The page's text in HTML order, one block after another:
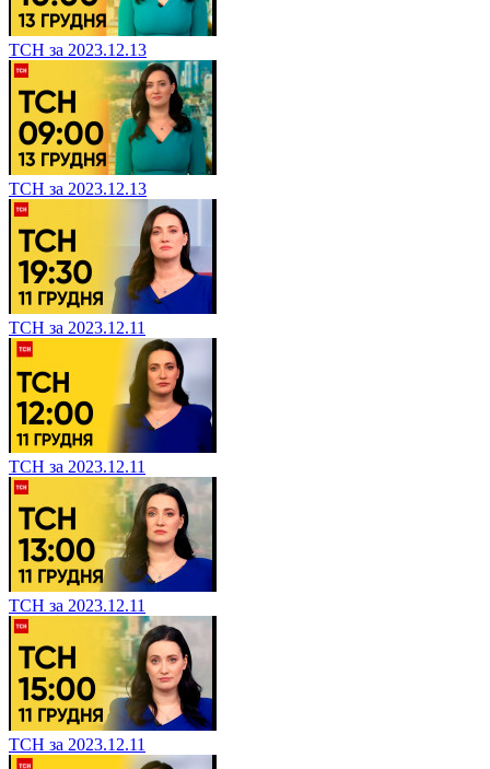
ТСН за 2023.12.13
ТСН за 2023.12.13
ТСН за 2023.12.11
ТСН за 2023.12.11
ТСН за 2023.12.11
ТСН за 2023.12.11